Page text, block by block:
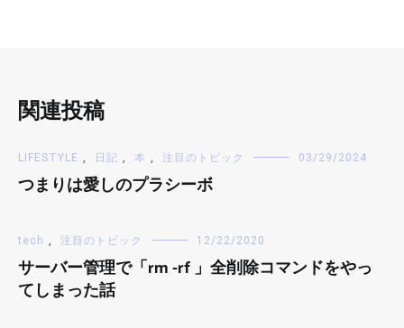
関連投稿
LIFESTYLE , 日記 , 本 , 注目のトピック 03/29/2024
つまりは愛しのプラシーボ
tech , 注目のトピック 12/22/2020
サーバー管理で「rm -rf 」全削除コマンドをやっ
てしまった話